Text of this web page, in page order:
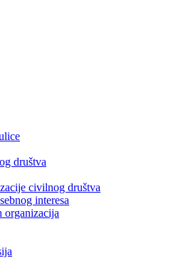
društva
civilnog društva
interesa
organizacija